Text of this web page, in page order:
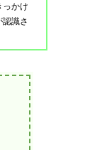
っかけ
識さ